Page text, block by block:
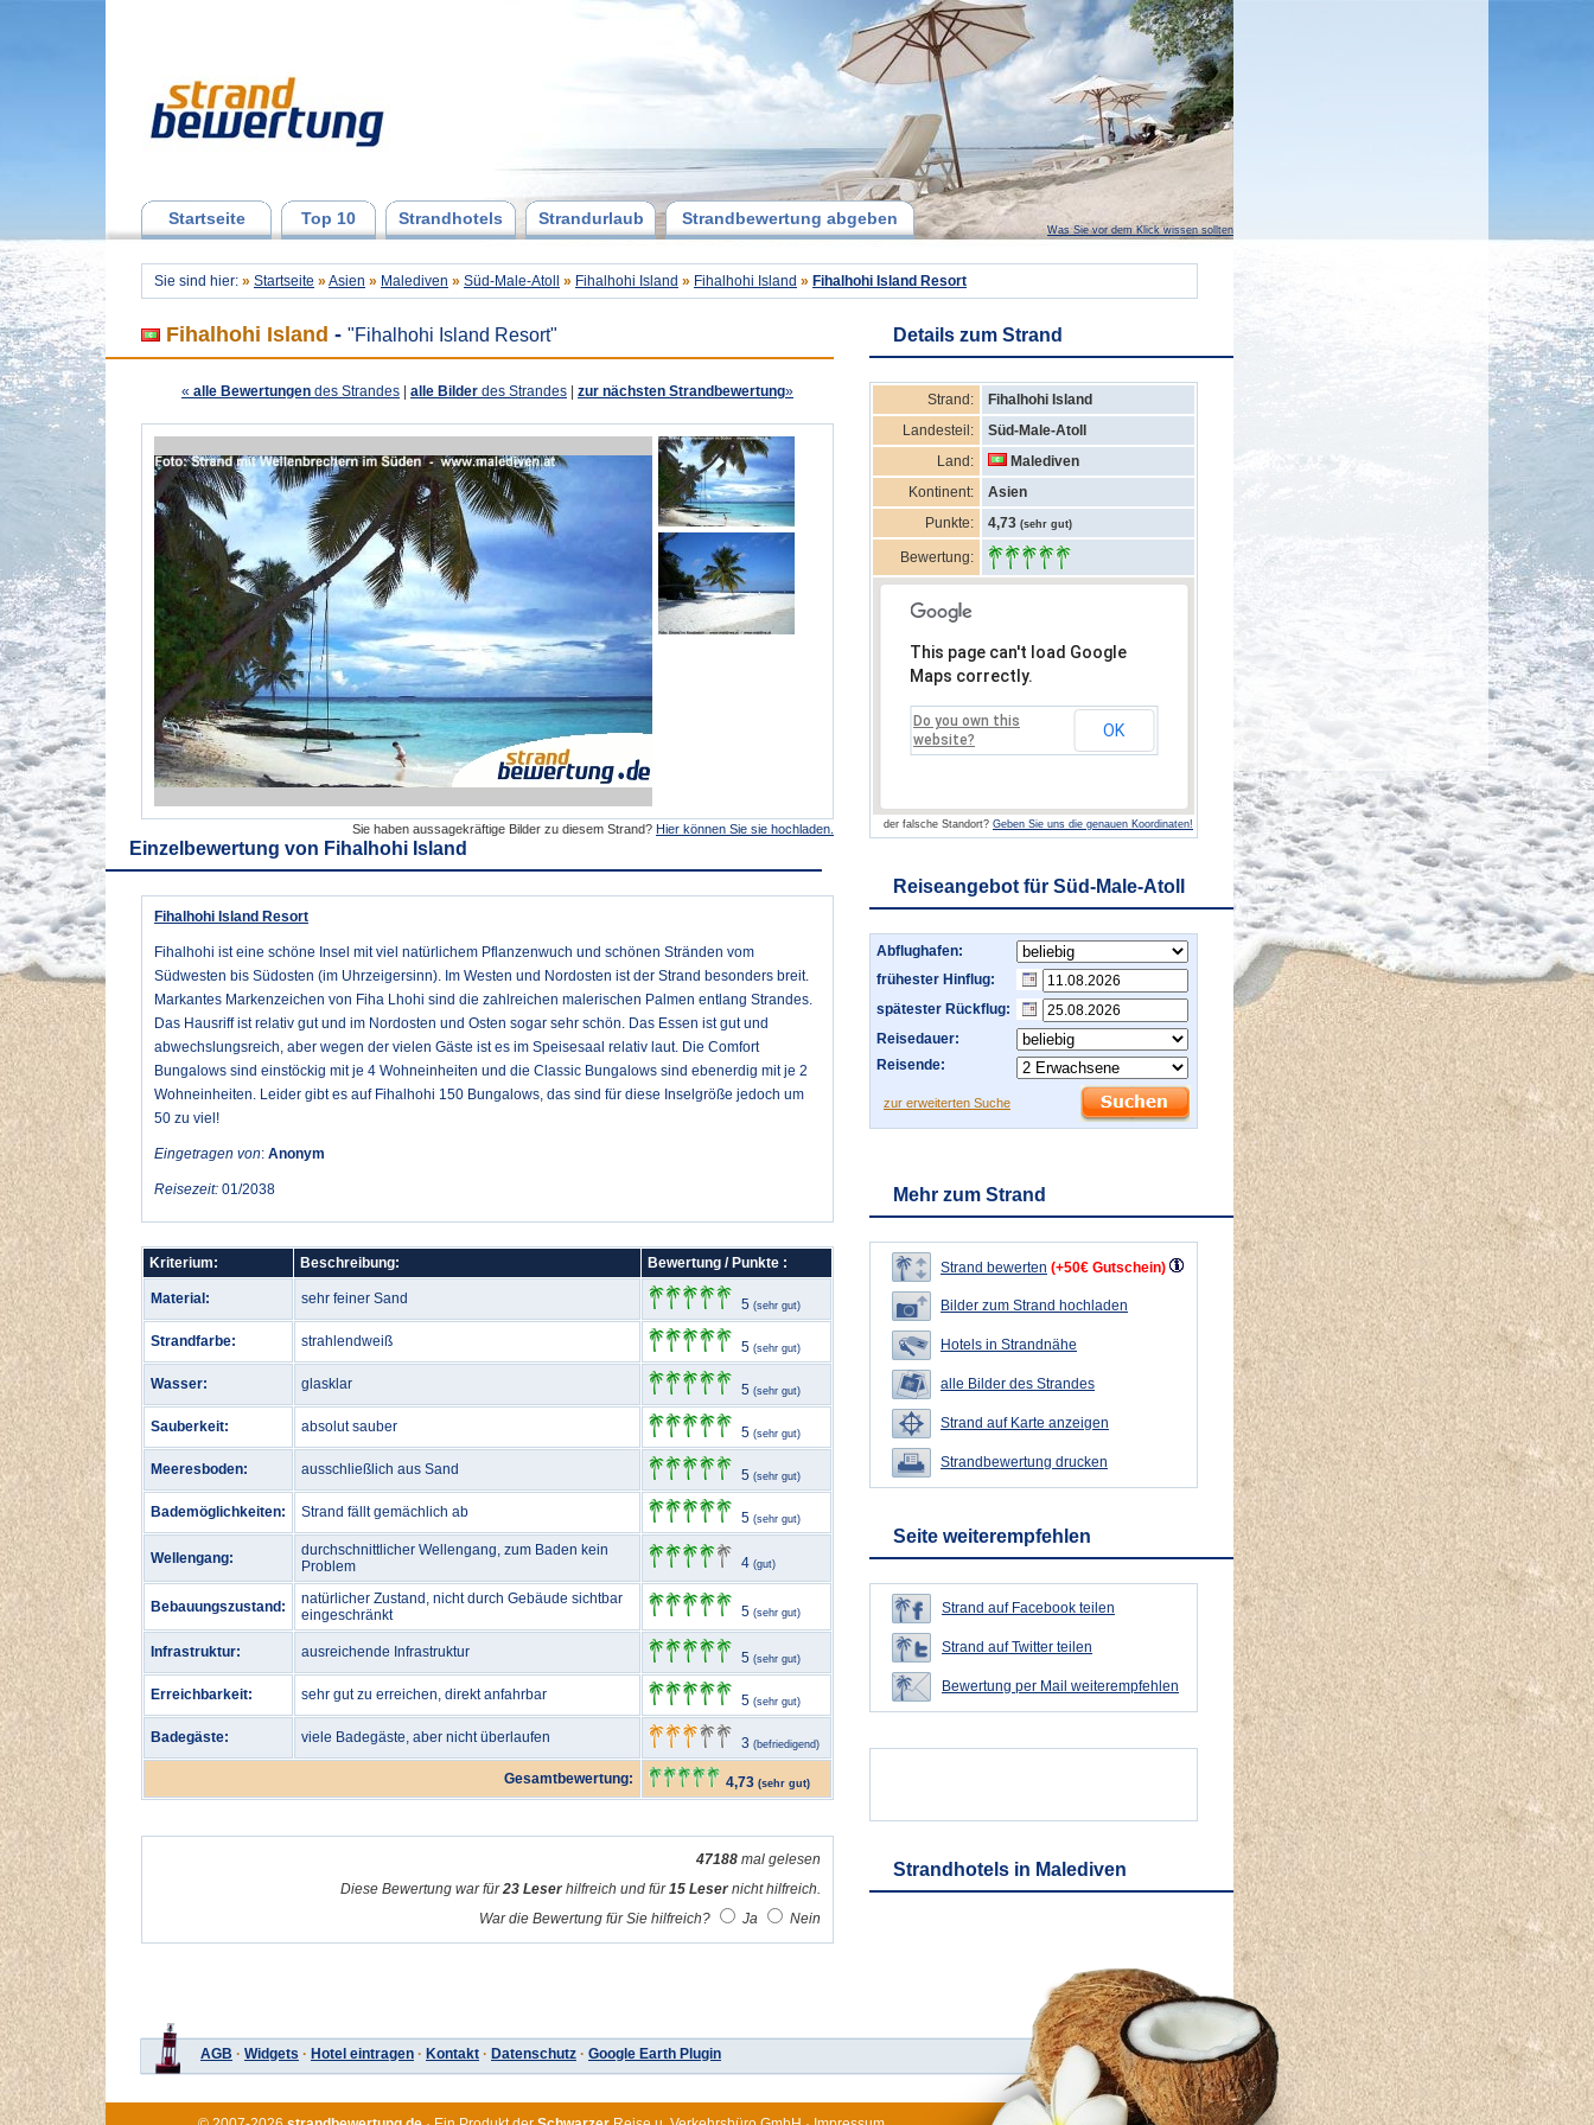
Startseite Top 10 Strandhotels Strandurlaub Strandbewertung abgeben
Was Sie vor dem Klick wissen sollten
Sie sind hier: » Startseite » Asien » Malediven » Süd-Male-Atoll » Fihalhohi Island » Fihalhohi Island » Fihalhohi Island Resort
Fihalhohi Island - "Fihalhohi Island Resort"
« alle Bewertungen des Strandes alle Bilder des Strandes zur nächsten Strandbewertung»
Sie haben aussagekräftige Bilder zu diesem Strand? Hier können Sie sie hochladen.
Einzelbewertung von Fihalhohi Island
Fihalhohi Island Resort
Fihalhohi ist eine schöne Insel mit viel natürlichem Pflanzenwuch und schönen Stränden vom
Südwesten bis Südosten (im Uhrzeigersinn). Im Westen und Nordosten ist der Strand besonders breit.
Markantes Markenzeichen von Fiha Lhohi sind die zahlreichen malerischen Palmen entlang Strandes.
Das Hausriff ist relativ gut und im Nordosten und Osten sogar sehr schön. Das Essen ist gut und
abwechslungsreich, aber wegen der vielen Gäste ist es im Speisesaal relativ laut. Die Comfort
Bungalows sind einstöckig mit je 4 Wohneinheiten und die Classic Bungalows sind ebenerdig mit je 2
Wohneinheiten. Leider gibt es auf Fihalhohi 150 Bungalows, das sind für diese Inselgröße jedoch um
50 zu viel!
Eingetragen von: Anonym
Reisezeit: 01/2038
Kriterium: Beschreibung: Bewertung / Punkte :
Material: sehr feiner Sand 5 (sehr gut)
Strandfarbe: strahlendweiß 5 (sehr gut)
Wasser: glasklar 5 (sehr gut)
Sauberkeit: absolut sauber 5 (sehr gut)
Meeresboden: ausschließlich aus Sand 5 (sehr gut)
Bademöglichkeiten: Strand fällt gemächlich ab 5 (sehr gut)
Wellengang:
durchschnittlicher Wellengang, zum Baden kein
Problem
4 (gut)
Bebauungszustand:
natürlicher Zustand, nicht durch Gebäude sichtbar
eingeschränkt
5 (sehr gut)
Infrastruktur: ausreichende Infrastruktur 5 (sehr gut)
Erreichbarkeit: sehr gut zu erreichen, direkt anfahrbar 5 (sehr gut)
Badegäste: viele Badegäste, aber nicht überlaufen 3 (befriedigend)
Gesamtbewertung: 4,73 (sehr gut)
47188 mal gelesen
Diese Bewertung war für23 Leserhilfreich und für15 Lesernicht hilfreich.
War die Bewertung für Sie hilfreich?
Ja Nein
Details zum Strand
Strand:
Fihalhohi Island
Landesteil:
Süd-Male-Atoll
Land:
Malediven
Kontinent:
Asien
Punkte:
4,73 (sehr gut)
Bewertung:
This page can't load Google
Maps correctly.
Do you own this
website?
OK
der falsche Standort? Geben Sie uns die genauen Koordinaten!
Reiseangebot für Süd-Male-Atoll
Abflughafen:
frühester Hinflug:
spätester Rückflug:
Reisedauer:
Reisende:
zur erweiterten Suche
Mehr zum Strand
Strand bewerten (+50€ Gutschein)
Bilder zum Strand hochladen
Hotels in Strandnähe
alle Bilder des Strandes
Strand auf Karte anzeigen
Strandbewertung drucken
Seite weiterempfehlen
Strand auf Facebook teilen
Strand auf Twitter teilen
Bewertung per Mail weiterempfehlen
Strandhotels in Malediven
AGB · Widgets · Hotel eintragen · Kontakt · Datenschutz · Google Earth Plugin